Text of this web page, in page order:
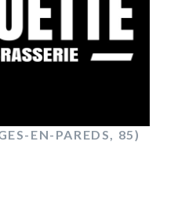
EN-PAREDS, 85)